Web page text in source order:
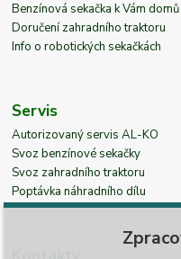
Benzínová sekačka k Vám domů
Doručení zahradního traktoru
Info o robotických sekačkách
Servis
Autorizovaný servis AL-KO
Svoz benzínové sekačky
Svoz zahradního traktoru
Poptávka náhradního dílu